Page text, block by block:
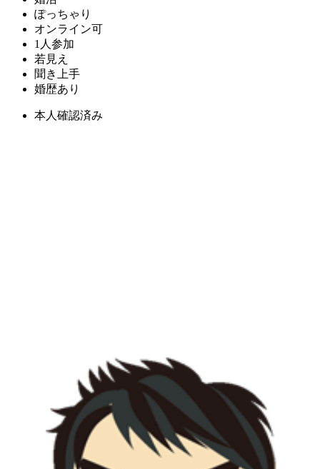
ぽっちゃり
オンライン可
1人参加
若見え
聞き上手
婚歴あり
本人確認済み